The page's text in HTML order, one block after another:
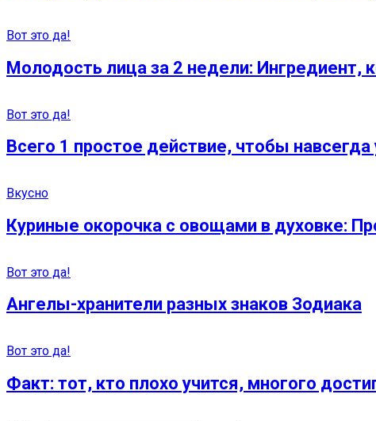
Вот это да!
Молодость лица за 2 недели: Ингредиент,
Вот это да!
Всего 1 простое действие, чтобы навсегда
Вкусно
Куриные окорочка с овощами в духовке:
Вот это да!
Ангелы-хранители разных знаков Зодиака
Вот это да!
Факт: тот, кто плохо учится, многого